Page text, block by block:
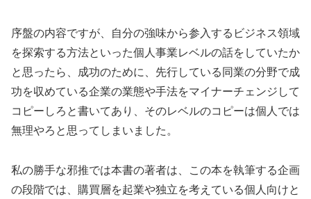
序盤の内容ですが、自分の強味から参入するビジネス領域
を探索する方法といった個人事業レベルの話をしていたか
と思ったら、成功のために、先行している同業の分野で成
功を収めている企業の業態や手法をマイナーチェンジして
コピーしろと書いてあり、そのレベルのコピーは個人では
無理やろと思ってしまいました。
私の勝手な邪推では本書の著者は、この本を執筆する企画
の段階では、購買層を起業や独立を考えている個人向けと